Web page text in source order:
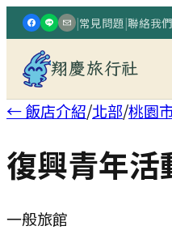
|常見問題|聯絡我們
翔慶旅行社
← 飯店介紹/北部/桃園
復興青年活
一般旅館